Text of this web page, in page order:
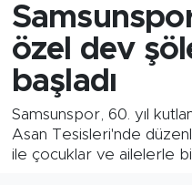
özel dev
başladı
Samsunspor, 60. yıl
Asan Tesisleri'nde
ile çocuklar ve ailelerle
Samsun Rehberi
Resmi İlanlar
SAMSUN Namaz
Samsun Trafik
Süper Lig Puan
Tüm Manşetler